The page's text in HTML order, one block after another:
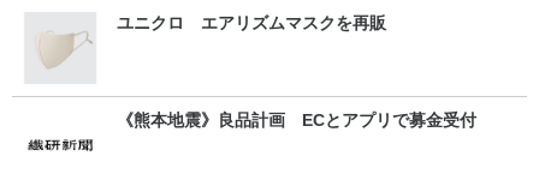
ユニクロ エアリズムマスクを再販
《熊本地震》良品計画 ECとアプリで募金受付